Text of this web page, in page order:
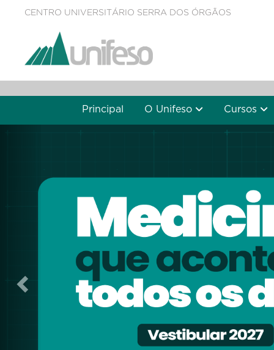
CENTRO UNIVERSITÁRIO SERRA DOS ÓRGÃOS
Principal O Unifeso Cursos